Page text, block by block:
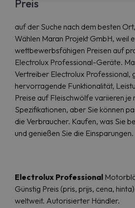
Preis
auf der Suche nach dem besten
Wählen Maran Projekt GmbH, weil
wettbewerbsfähigen Preisen auf
Electrolux Professional-Geräte.
Vertreiber Electrolux Professional,
hervorragende Funktionalität,
Preise auf Fleischwölfe variieren je
Spezifikationen, aber Sie können
die Verbraucher. Kaufen, was Sie
und genießen Sie die Einsparungen.
Electrolux Professional
Günstig Preis (pris, prijs, cena,
weltweit. Autorisierter Händler.